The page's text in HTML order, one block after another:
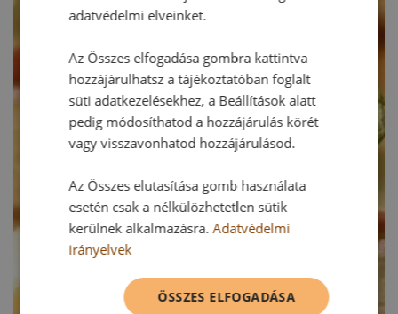
adatvédelmi elveinket.
Az Összes elfogadása gombra kattintva
hozzájárulhatsz a tájékoztatóban foglalt
süti adatkezelésekhez, a Beállítások alatt
pedig módosíthatod a hozzájárulás körét
vagy visszavonhatod hozzájárulásod.
Az Összes elutasítása gomb használata
esetén csak a nélkülözhetetlen sütik
kerülnek alkalmazásra.Adatvédelmi
irányelvek
ÖSSZES ELFOGADÁSA